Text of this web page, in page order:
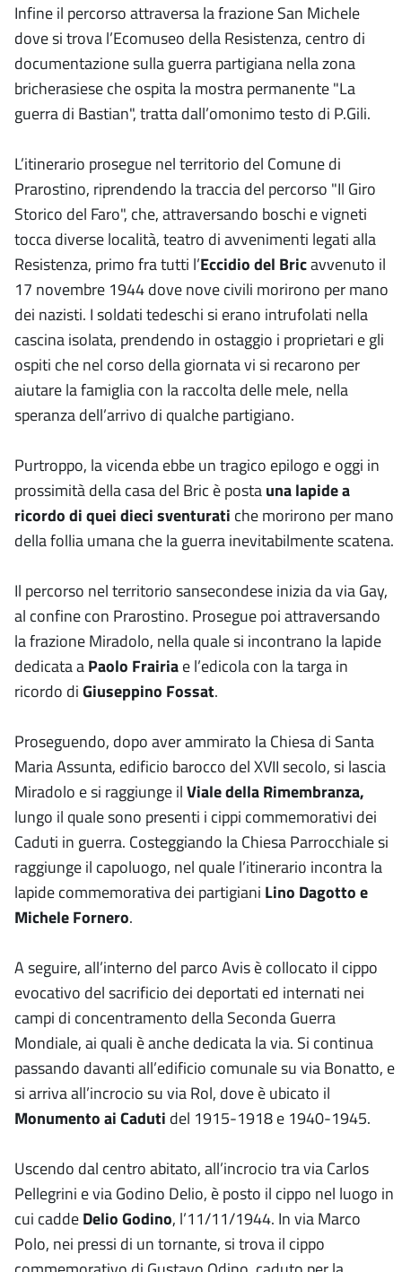
Infine il percorso attraversa la frazione San Michele
dove si trova l’Ecomuseo della Resistenza, centro di
documentazione sulla guerra partigiana nella zona
bricherasiese che ospita la mostra permanente "La
guerra di Bastian", tratta dall’omonimo testo di P.Gili.
L’itinerario prosegue nel territorio del Comune di
Prarostino, riprendendo la traccia del percorso "Il Giro
Storico del Faro", che, attraversando boschi e vigneti
tocca diverse località, teatro di avvenimenti legati alla
Resistenza, primo fra tutti l’Eccidio del Bricavvenuto il
17 novembre 1944 dove nove civili morirono per mano
dei nazisti. I soldati tedeschi si erano intrufolati nella
cascina isolata, prendendo in ostaggio i proprietari e gli
ospiti che nel corso della giornata vi si recarono per
aiutare la famiglia con la raccolta delle mele, nella
speranza dell’arrivo di qualche partigiano.
Purtroppo, la vicenda ebbe un tragico epilogo e oggi in
prossimità della casa del Bric è postauna lapide a
ricordo di quei dieci sventurati che morirono per mano
della follia umana che la guerra inevitabilmente scatena.
Il percorso nel territorio sansecondese inizia da via Gay,
al confine con Prarostino. Prosegue poi attraversando
la frazione Miradolo, nella quale si incontrano la lapide
dedicata aPaolo Frairiae l’edicola con la targa in
ricordo diGiuseppino Fossat.
Proseguendo, dopo aver ammirato la Chiesa di Santa
Maria Assunta, edificio barocco del XVII secolo, si lascia
Miradolo e si raggiunge ilViale della Rimembranza,
lungo il quale sono presenti i cippi commemorativi dei
Caduti in guerra. Costeggiando la Chiesa Parrocchiale si
raggiunge il capoluogo, nel quale l’itinerario incontra la
lapide commemorativa dei partigiani Lino Dagotto e
Michele Fornero.
A seguire, all’interno del parco Avis è collocato il cippo
evocativo del sacrificio dei deportati ed internati nei
campi di concentramento della Seconda Guerra
Mondiale, ai quali è anche dedicata la via. Si continua
passando davanti all’edificio comunale su via Bonatto, e
si arriva all’incrocio su via Rol, dove è ubicato il
Monumento ai Caduti del 1915-1918 e 1940-1945.
Uscendo dal centro abitato, all’incrocio tra via Carlos
Pellegrini e via Godino Delio, è posto il cippo nel luogo in
cui caddeDelio Godino, l’11/11/1944. In via Marco
Polo, nei pressi di un tornante, si trova il cippo